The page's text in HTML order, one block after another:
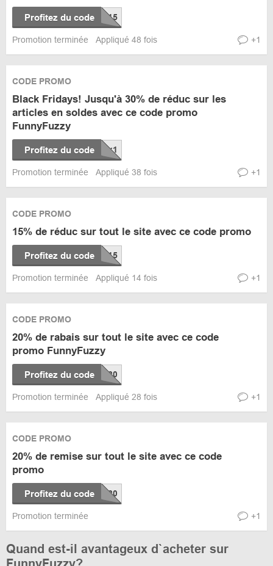
Profitez du code
Promotion terminée Appliqué 48 fois +1
CODE PROMO
Black Fridays! Jusqu'à 30% de réduc sur les
articles en soldes avec ce code promo
FunnyFuzzy
Profitez du code
Promotion terminée Appliqué 38 fois +1
CODE PROMO
15% de réduc sur tout le site avec ce code promo
Profitez du code
Promotion terminée Appliqué 14 fois +1
CODE PROMO
20% de rabais sur tout le site avec ce code
promo FunnyFuzzy
Profitez du code
Promotion terminée Appliqué 28 fois +1
CODE PROMO
20% de remise sur tout le site avec ce code
promo
Profitez du code
Promotion terminée +1
Quand est-il avantageux d`acheter sur